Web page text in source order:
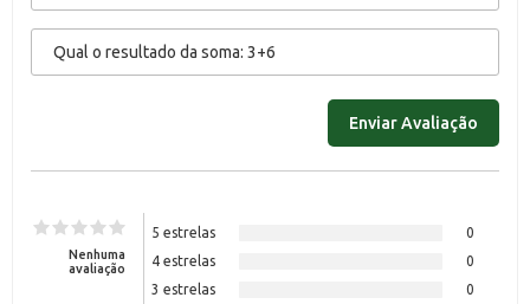
Nenhuma
avaliação
5 estrelas
0
4 estrelas
0
3 estrelas
0